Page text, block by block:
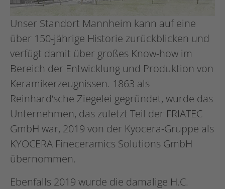
Unser Standort Mannheim kann auf eine
über 150-jährige Historie zurückblicken und
verfügt damit über großes Know-how im
Bereich der Entwicklung und Produktion von
Keramikerzeugnissen. 1863 als
Reinhard‘sche Ziegelei gegründet, wurde das
Unternehmen, das zuletzt Teil der FRIATEC
GmbH war, 2019 von der Kyocera-Gruppe als
KYOCERA Fineceramics Solutions GmbH
übernommen.
Ebenfalls 2019 wurde die damalige H.C.